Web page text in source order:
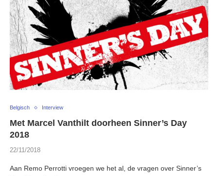
Belgisch Interview
Met Marcel Vanthilt doorheen Sinner’s Day
2018
22/11/2018
Aan Remo Perrotti vroegen we het al, de vragen over Sinner’s